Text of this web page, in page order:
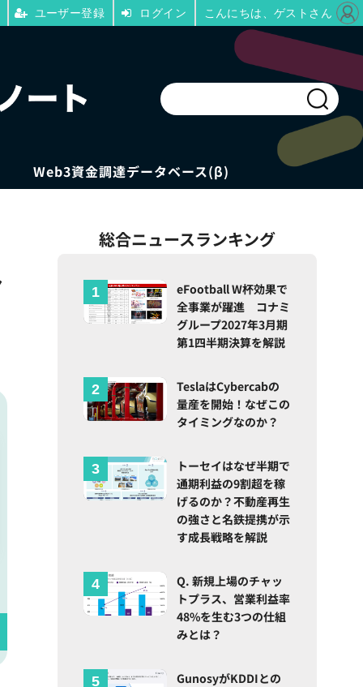
Web3資金調達データベース(β)
総合ニュースランキング
eFootball W杯効果で
全事業が躍進 コナミ
グループ2027年3月期
第1四半期決算を解説
TeslaはCybercabの
量産を開始！なぜこの
タイミングなのか？
トーセイはなぜ半期で
通期利益の9割超を稼
げるのか？不動産再生
の強さと名鉄提携が示
す成長戦略を解説
Q. 新規上場のチャッ
トプラス、営業利益率
48%を生む3つの仕組
みとは？
GunosyがKDDIとの
ユーザー登録 ログイン こんにちは、ゲストさん